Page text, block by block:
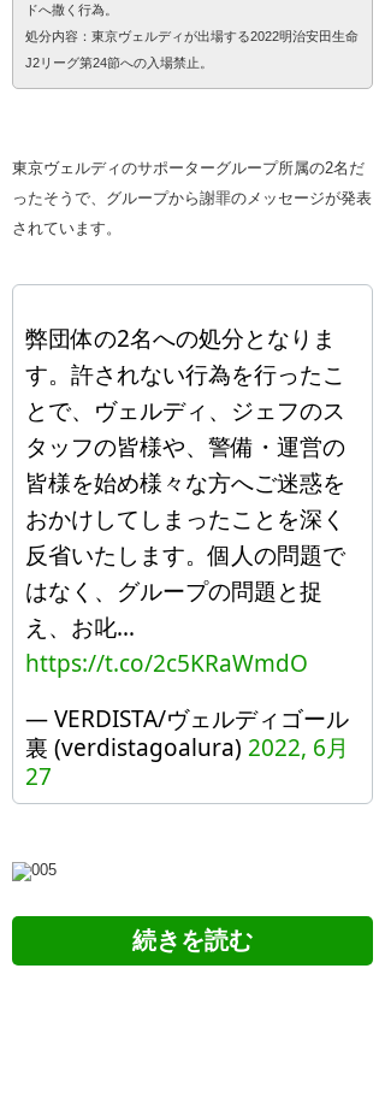
ドへ撒く行為。
処分内容：東京ヴェルディが出場する2022明治安田生命
J2リーグ第24節への入場禁止。
東京ヴェルディのサポーターグループ所属の2名だ
ったそうで、グループから謝罪のメッセージが発表
されています。
弊団体の2名への処分となりま
す。許されない行為を行ったこ
とで、ヴェルディ、ジェフのス
タッフの皆様や、警備・運営の
皆様を始め様々な方へご迷惑を
おかけしてしまったことを深く
反省いたします。個人の問題で
はなく、グループの問題と捉
え、お叱…
https://t.co/2c5KRaWmdO
— VERDISTA/ヴェルディゴール
裏 (verdistagoalura) 2022, 6月
27